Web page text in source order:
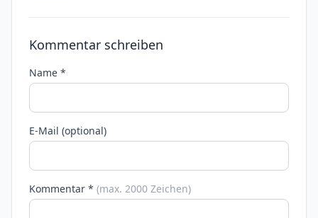
Kommentar schreiben
Name *
E-Mail (optional)
Kommentar * (max. 2000 Zeichen)